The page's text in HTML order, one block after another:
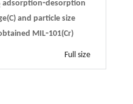
adsorption⁃desorption
and particle size
MIL⁃101(Cr)
Full size